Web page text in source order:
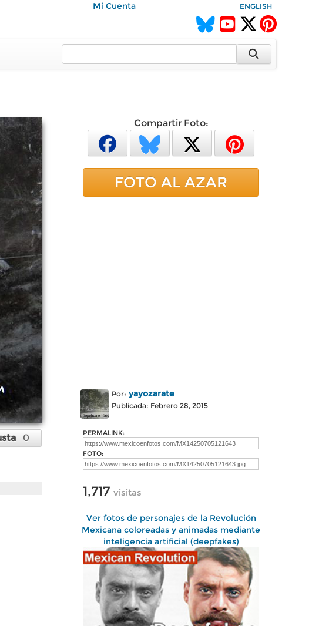
Mi Cuenta ENGLISH
0
Compartir Foto:
FOTO AL AZAR
Por: yayozarate
Publicada: Febrero 28, 2015
PERMALINK:
FOTO:
1,717 visitas
Ver fotos de personajes de la Revolución
Mexicana coloreadas y animadas mediante
inteligencia artificial (deepfakes)